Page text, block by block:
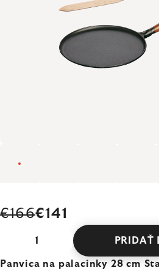
€166€141
PRIDAŤ
Panvica na palacinky 28 cm